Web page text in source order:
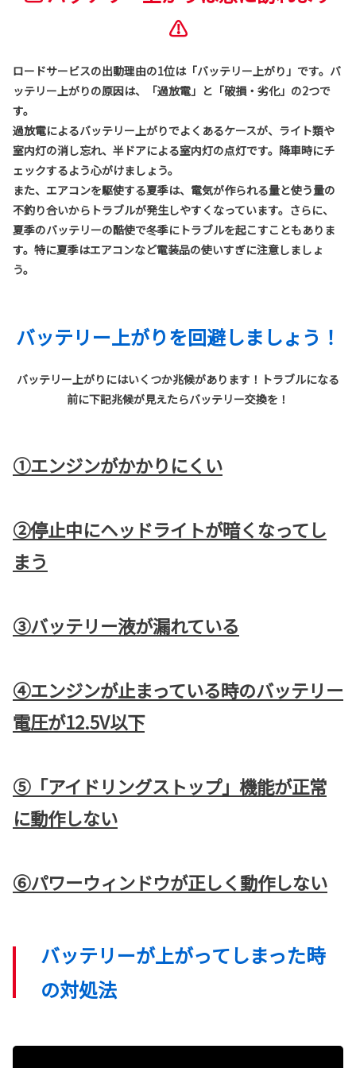
⚠
ロードサービスの出動理由の1位は「バッテリー上がり」です。バ
ッテリー上がりの原因は、「過放電」と「破損・劣化」の2つで
す。
過放電によるバッテリー上がりでよくあるケースが、ライト類や
室内灯の消し忘れ、半ドアによる室内灯の点灯です。降車時にチ
ェックするよう心がけましょう。
また、エアコンを駆使する夏季は、電気が作られる量と使う量の
不釣り合いからトラブルが発生しやすくなっています。さらに、
夏季のバッテリーの酷使で冬季にトラブルを起こすこともありま
す。特に夏季はエアコンなど電装品の使いすぎに注意しましょ
う。
バッテリー上がりを回避しましょう！
バッテリー上がりにはいくつか兆候があります！トラブルになる
前に下記兆候が見えたらバッテリー交換を！
①エンジンがかかりにくい
②停止中にヘッドライトが暗くなってし
まう
③バッテリー液が漏れている
④エンジンが止まっている時のバッテリー
電圧が12.5V以下
⑤「アイドリングストップ」機能が正常
に動作しない
⑥パワーウィンドウが正しく動作しない
バッテリーが上がってしまった時
の対処法